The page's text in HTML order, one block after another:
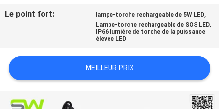
LA
NOUS
CONTACTER
Le point fort: lampe-torche rechargeable de 5W LED,
Lampe-torche rechargeable de SOS LED,
IP66 lumière de torche de la puissance
élevée LED
MEILLEUR PRIX